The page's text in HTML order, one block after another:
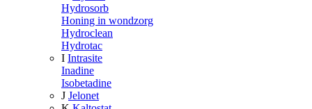
Hydrosorb
Honing in wondzorg
Hydroclean
Hydrotac
I Intrasite
Inadine
Isobetadine
J Jelonet